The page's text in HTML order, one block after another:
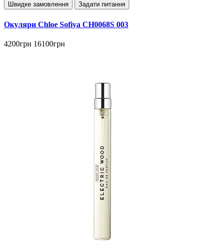
Швидке замовлення
Задати питання
Окуляри Chloe Sofiya CH0068S 003
4200грн 16100грн